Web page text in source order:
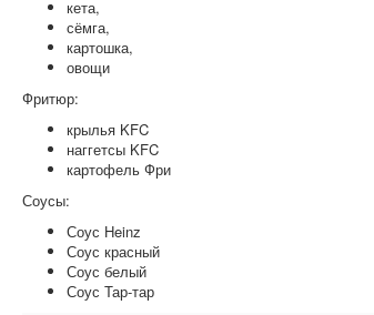
кета,
сёмга,
картошка,
овощи
Фритюр:
крылья KFC
наггетсы KFC
картофель Фри
Соусы:
Соус Heinz
Соус красный
Соус белый
Соус Тар-тар